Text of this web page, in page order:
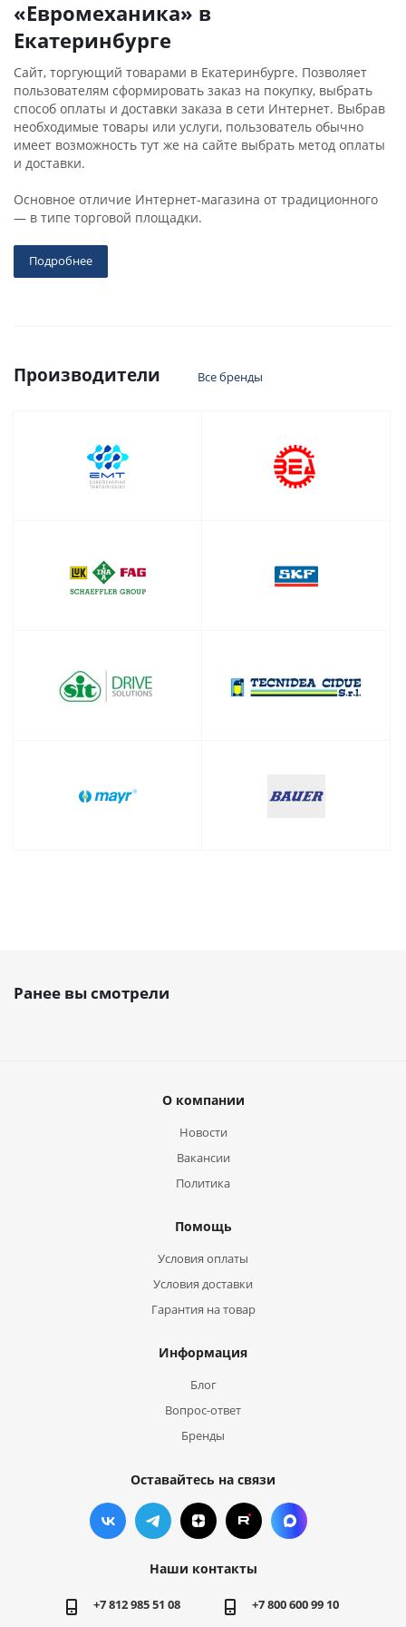
«Евромеханика» в
Екатеринбурге
Сайт, торгующий товарами в Екатеринбурге. Позволяет
пользователям сформировать заказ на покупку, выбрать
способ оплаты и доставки заказа в сети Интернет. Выбрав
необходимые товары или услуги, пользователь обычно
имеет возможность тут же на сайте выбрать метод оплаты
и доставки.
Основное отличие Интернет-магазина от традиционного
— в типе торговой площадки.
Подробнее
Производители Все бренды
Ранее вы смотрели
О компании
Новости
Вакансии
Политика
Помощь
Условия оплаты
Условия доставки
Гарантия на товар
Информация
Блог
Вопрос-ответ
Бренды
Оставайтесь на связи
Наши контакты
+7 812 985 51 08 +7 800 600 99 10